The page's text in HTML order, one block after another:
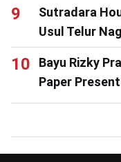
Sutradara
Usul Telur
Bayu Rizky
Paper